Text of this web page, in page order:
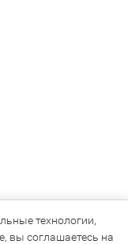
технологии,
вы соглашаетесь на